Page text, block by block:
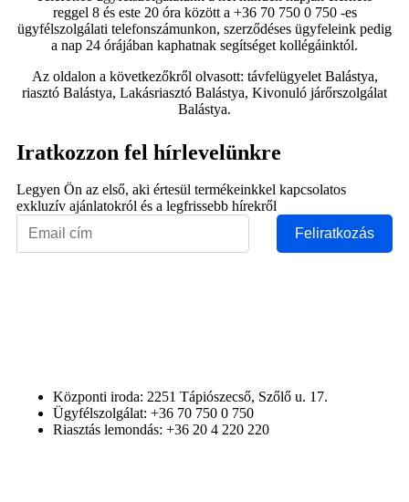
reggel 8 és este 20 óra között a +36 70 750 0 750 -es
ügyfélszolgálati telefonszámunkon, szerződéses ügyfeleink pedig
a nap 24 órájában kaphatnak segítséget kollégáinktól.
Az oldalon a következőkről olvasott: távfelügyelet Balástya,
riasztó Balástya, Lakásriasztó Balástya, Kivonuló járőrszolgálat
Balástya.
Iratkozzon fel hírlevelünkre
Legyen Ön az első, aki értesül termékeinkkel kapcsolatos
exkluzív ajánlatokról és a legfrissebb hírekről
Feliratkozás
Központi iroda: 2251 Tápiószecső, Szőlő u. 17.
Ügyfélszolgálat: +36 70 750 0 750
Riasztás lemondás: +36 20 4 220 220